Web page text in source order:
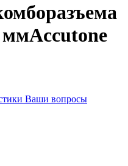
ммAccutone
Ваши вопросы